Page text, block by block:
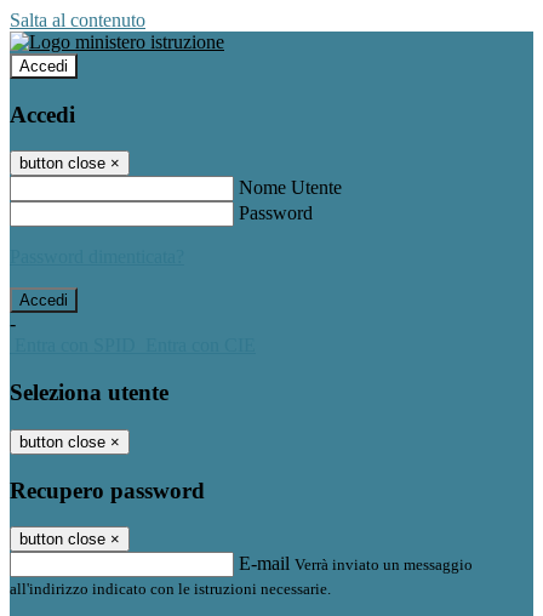
Salta al contenuto
Accedi
Accedi
button close ×
Nome Utente
Password
-
Seleziona utente
button close ×
Recupero password
button close ×
E-mail Verrà inviato un messaggio
all'indirizzo indicato con le istruzioni necessarie.